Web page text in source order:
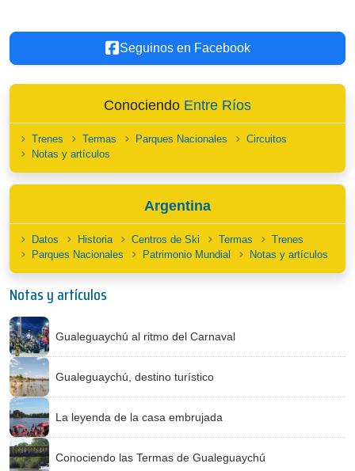
Seguinos en Facebook
Conociendo Entre Ríos
Trenes Termas Parques Nacionales
Circuitos
Notas y artículos
Argentina
Datos Historia Centros de Ski Termas
Trenes
Parques Nacionales
Patrimonio Mundial Notas y artículos
Notas y artículos
Gualeguaychú al ritmo del Carnaval
Gualeguaychú, destino turístico
La leyenda de la casa embrujada
Conociendo las Termas de Gualeguaychú